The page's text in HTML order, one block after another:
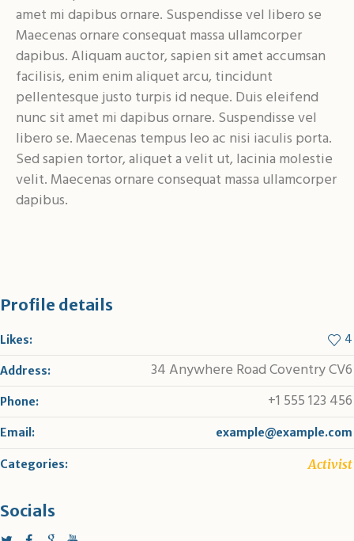
amet mi dapibus ornare. Suspendisse vel libero se
Maecenas ornare consequat massa ullamcorper
dapibus. Aliquam auctor, sapien sit amet accumsan
facilisis, enim enim aliquet arcu, tincidunt
pellentesque justo turpis id neque. Duis eleifend
nunc sit amet mi dapibus ornare. Suspendisse vel
libero se. Maecenas tempus leo ac nisi iaculis porta.
Sed sapien tortor, aliquet a velit ut, lacinia molestie
velit. Maecenas ornare consequat massa ullamcorper
dapibus.
Profile details
Likes: 4
Address: 34 Anywhere Road Coventry CV6
Phone: +1 555 123 456
Email: example@example.com
Categories: Activist
Socials